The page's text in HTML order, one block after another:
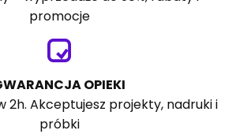
promocje
OPIEKI
2h. Akceptujesz projekty, nadruki i
próbki